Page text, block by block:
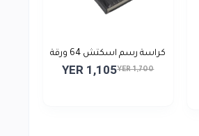
كراسة رسم اسكتش 64 ورقة
YER 1,700
YER 1,105